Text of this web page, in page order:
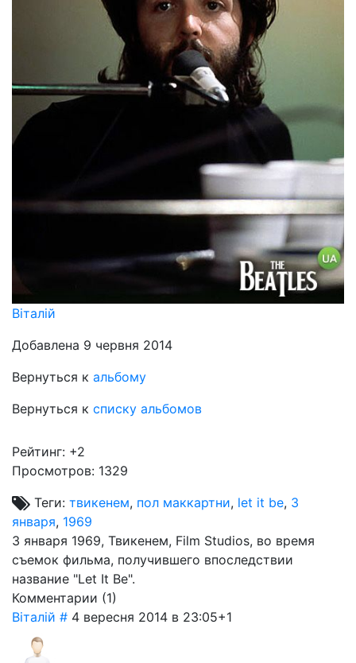
Віталій
Добавлена 9 червня 2014
Вернуться к альбому
Вернуться к списку альбомов
Рейтинг: +2
Просмотров: 1329
Теги: твикенем, пол маккартни, let it be, 3
января, 1969
3 января 1969, Твикенем, Film Studios, во время
съемок фильма, получившего впоследствии
название "Let It Be".
Комментарии (1)
Віталій # 4 вересня 2014 в 23:05+1